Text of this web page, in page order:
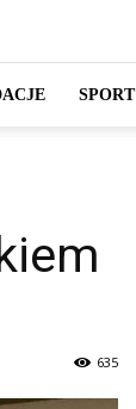
SPORT
635